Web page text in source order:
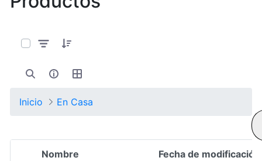
Inicio En Casa
Nombre Fecha de modificación